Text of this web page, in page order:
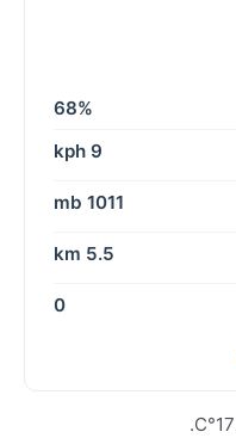
68%
9 kph
1011 mb
5.5 km
0